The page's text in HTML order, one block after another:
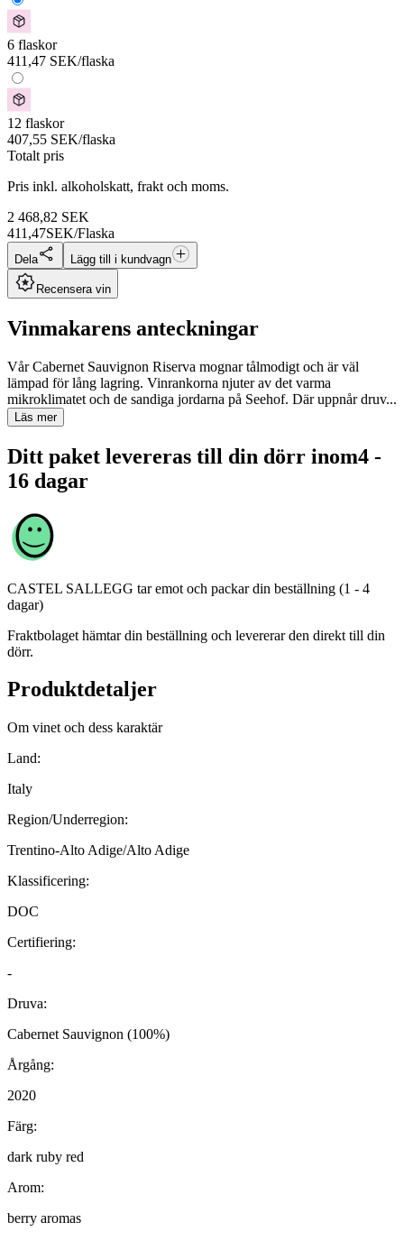
6 flaskor
411,47 SEK/flaska
12 flaskor
407,55 SEK/flaska
Totalt pris
Pris inkl. alkoholskatt, frakt och moms.
2 468,82 SEK
411,47SEK/Flaska
Dela Lägg till i kundvagn
Recensera vin
Vinmakarens anteckningar
Vår Cabernet Sauvignon Riserva mognar tålmodigt och är väl
lämpad för lång lagring. Vinrankorna njuter av det varma
mikroklimatet och de sandiga jordarna på Seehof. Där uppnår druv...
Läs mer
Ditt paket levereras till din dörr inom4 -
16 dagar
CASTEL SALLEGG tar emot och packar din beställning (1 - 4
dagar)
Fraktbolaget hämtar din beställning och levererar den direkt till din
dörr.
Produktdetaljer
Om vinet och dess karaktär
Land:
Italy
Region/Underregion:
Trentino-Alto Adige/Alto Adige
Klassificering:
DOC
Certifiering:
-
Druva:
Cabernet Sauvignon (100%)
Årgång:
2020
Färg:
dark ruby red
Arom:
berry aromas